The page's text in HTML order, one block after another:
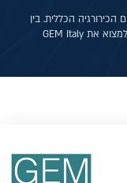
הכללית. בין
המותגים המובילים המשווקים על ידינו בקטגוריה ניתן למצוא את GEM Italy